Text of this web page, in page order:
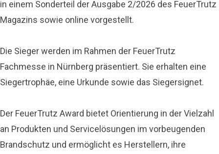
in einem Sonderteil der Ausgabe 2/2026 des FeuerTrutz
Magazins sowie online vorgestellt.
Die Sieger werden im Rahmen der FeuerTrutz
Fachmesse in Nürnberg präsentiert. Sie erhalten eine
Siegertrophäe, eine Urkunde sowie das Siegersignet.
Der FeuerTrutz Award bietet Orientierung in der Vielzahl
an Produkten und Servicelösungen im vorbeugenden
Brandschutz und ermöglicht es Herstellern, ihre